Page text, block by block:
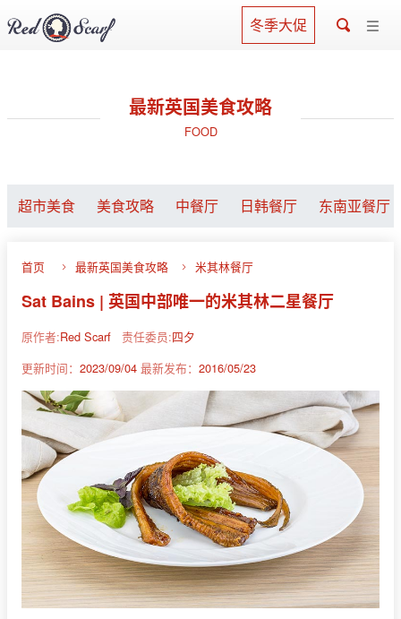
冬季大促
最新英国美食攻略
FOOD
超市美食 美食攻略 中餐厅 日韩餐厅 东南亚餐厅
首页 最新英国美食攻略 米其林餐厅
Sat Bains | 英国中部唯一的米其林二星餐厅
原作者:Red Scarf 责任委员:四夕
更新时间： 2023/09/04 最新发布： 2016/05/23